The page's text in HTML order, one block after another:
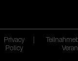
Privacy
Policy